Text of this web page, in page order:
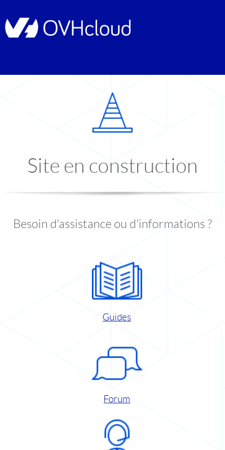
Site en construction
Besoin d'assistance ou d'informations ?
Guides
Forum